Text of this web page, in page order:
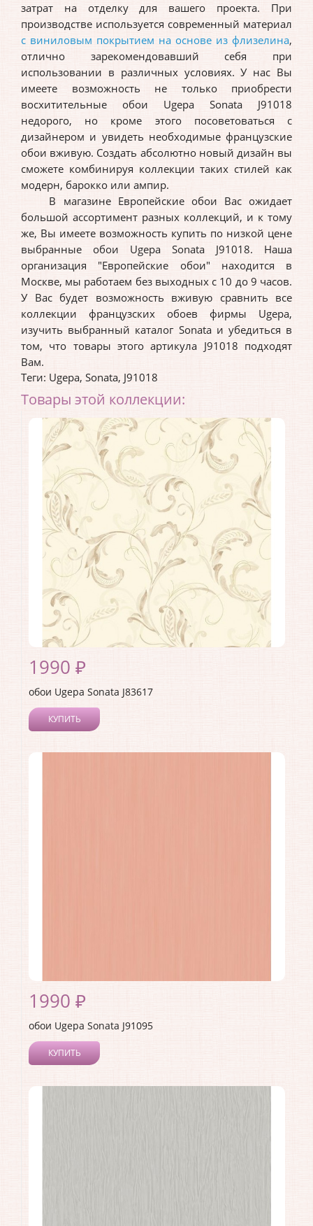
затрат на отделку для вашего проекта. При
производстве используется современный материал
с виниловым покрытием на основе из флизелина,
отлично зарекомендовавший себя при
использовании в различных условиях. У нас Вы
имеете возможность не только приобрести
восхитительные обои Ugepa Sonata J91018
недорого, но кроме этого посоветоваться с
дизайнером и увидеть необходимые французские
обои вживую. Создать абсолютно новый дизайн вы
сможете комбинируя коллекции таких стилей как
модерн, барокко или ампир.
В магазине Европейские обои Вас ожидает
большой ассортимент разных коллекций, и к тому
же, Вы имеете возможность купить по низкой цене
выбранные обои Ugepa Sonata J91018. Наша
организация "Европейские обои" находится в
Москве, мы работаем без выходных с 10 до 9 часов.
У Вас будет возможность вживую сравнить все
коллекции французских обоев фирмы Ugepa,
изучить выбранный каталог Sonata и убедиться в
том, что товары этого артикула J91018 подходят
Вам.
Теги: Ugepa, Sonata, J91018
Товары этой коллекции:
1990 ₽
обои Ugepa Sonata J83617
КУПИТЬ
Коллекция:Sonata
1990 ₽
обои Ugepa Sonata J91095
КУПИТЬ
Коллекция:Sonata